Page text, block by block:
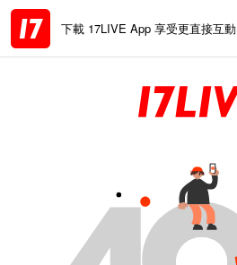
下載 17LIVE App 享受更直接互動